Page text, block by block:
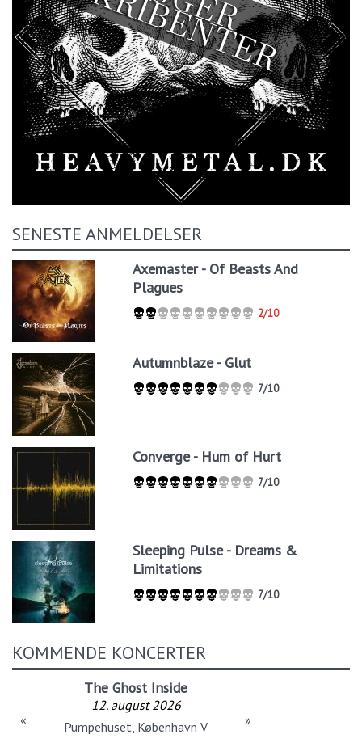
SENESTE ANMELDELSER
Axemaster - Of Beasts And
Plagues
2/10
Autumnblaze - Glut
7/10
Converge - Hum of Hurt
7/10
Sleeping Pulse - Dreams &
Limitations
7/10
KOMMENDE KONCERTER
The Ghost Inside
12. august 2026
Pumpehuset, København V
« »